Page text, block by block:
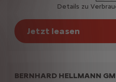
Details zu
Jetzt leasen
BERNHARD HELLMANN